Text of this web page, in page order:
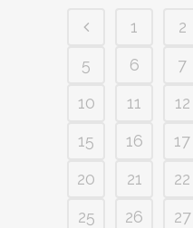
1 2
5
6 7
10
11 12
15
16 17
20
21 22
25
26 27